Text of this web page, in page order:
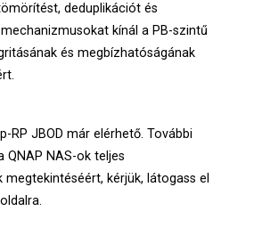
deduplikációt és
kínál a PB-szintű
és megbízhatóságának
RP JBOD már elérhető. További
NAS-ok teljes
kérjük, látogass el
oldalra.